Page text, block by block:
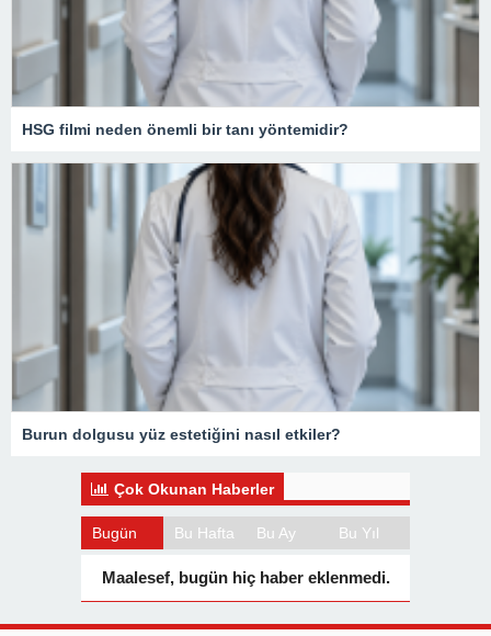
HSG filmi neden önemli bir tanı yöntemidir?
Burun dolgusu yüz estetiğini nasıl etkiler?
Çok Okunan Haberler
Bugün Bu Hafta Bu Ay Bu Yıl
Maalesef, bugün hiç haber eklenmedi.